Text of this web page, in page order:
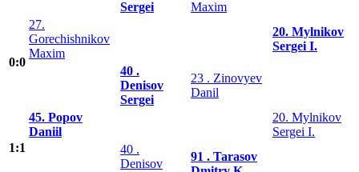
Sergei Maxim
0:0
27.
Gorechishnikov
Maxim
20. Mylnikov
Sergei I.
40 .
Denisov
Sergei
23 . Zinovyev
Danil
1:1
45. Popov
Daniil
20. Mylnikov
Sergei I.
40 .
Denisov
91 . Tarasov